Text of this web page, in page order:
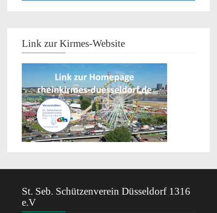
Link zur Kirmes-Website
St. Seb. Schützenverein Düsseldorf 1316
e.V